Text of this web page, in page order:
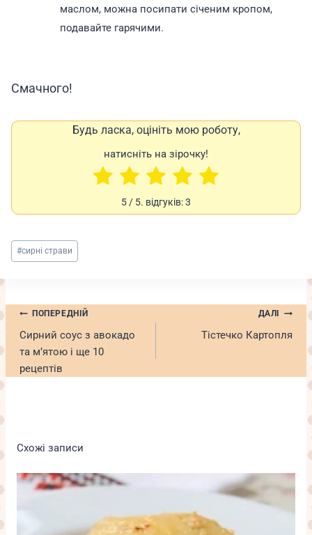
маслом, можна посипати січеним кропом,
подавайте гарячими.
Смачного!
Будь ласка, оцініть мою роботу,
натисніть на зірочку!
5 / 5. відгуків:3
Позначки
запису:
#сирні страви
Навігація
записів
ПОПЕРЕДНІЙ
Сирний соус з авокадо
та м’ятою і ще 10
рецептів
ДАЛІ
Тістечко Картопля
Схожі записи